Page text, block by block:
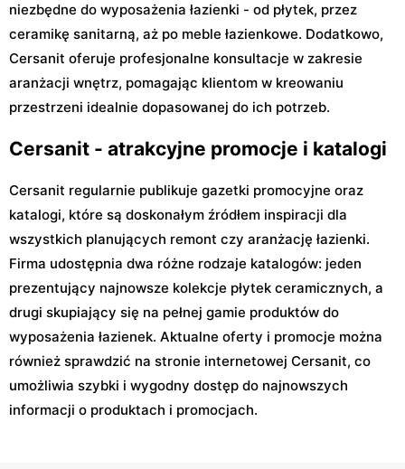
niezbędne do wyposażenia łazienki - od płytek, przez
ceramikę sanitarną, aż po meble łazienkowe. Dodatkowo,
Cersanit oferuje profesjonalne konsultacje w zakresie
aranżacji wnętrz, pomagając klientom w kreowaniu
przestrzeni idealnie dopasowanej do ich potrzeb.
Cersanit - atrakcyjne promocje i katalogi
Cersanit regularnie publikuje gazetki promocyjne oraz
katalogi, które są doskonałym źródłem inspiracji dla
wszystkich planujących remont czy aranżację łazienki.
Firma udostępnia dwa różne rodzaje katalogów: jeden
prezentujący najnowsze kolekcje płytek ceramicznych, a
drugi skupiający się na pełnej gamie produktów do
wyposażenia łazienek. Aktualne oferty i promocje można
również sprawdzić na stronie internetowej Cersanit, co
umożliwia szybki i wygodny dostęp do najnowszych
informacji o produktach i promocjach.